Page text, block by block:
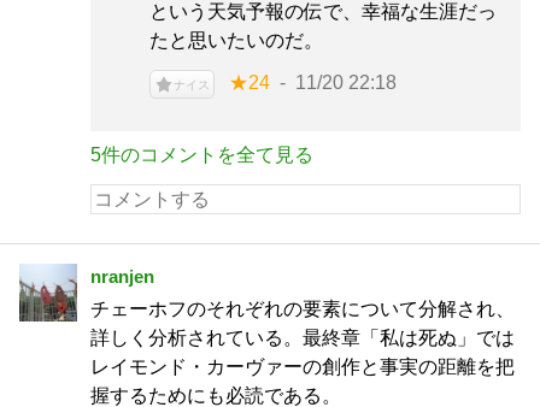
という天気予報の伝で、幸福な生涯だっ
たと思いたいのだ。
ナイス ★24 11/20 22:18
5件のコメントを全て見る
nranjen
チェーホフのそれぞれの要素について分解され、
詳しく分析されている。最終章「私は死ぬ」では
レイモンド・カーヴァーの創作と事実の距離を把
握するためにも必読である。